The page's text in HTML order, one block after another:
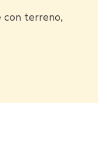
con terreno,